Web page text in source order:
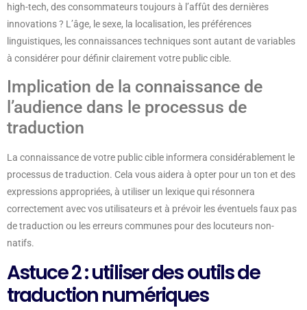
high-tech, des consommateurs toujours à l’affût des dernières
innovations ? L’âge, le sexe, la localisation, les préférences
linguistiques, les connaissances techniques sont autant de variables
à considérer pour définir clairement votre public cible.
Implication de la connaissance de
l’audience dans le processus de
traduction
La connaissance de votre public cible informera considérablement le
processus de traduction. Cela vous aidera à opter pour un ton et des
expressions appropriées, à utiliser un lexique qui résonnera
correctement avec vos utilisateurs et à prévoir les éventuels faux pas
de traduction ou les erreurs communes pour des locuteurs non-
natifs.
Astuce 2 : utiliser des outils de
traduction numériques